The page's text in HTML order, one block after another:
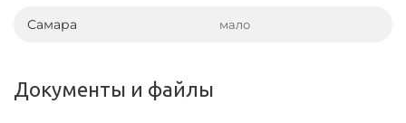
Самара мало
Документы и файлы